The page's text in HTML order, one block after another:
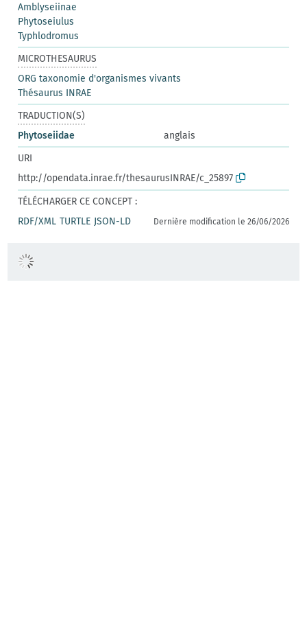
Amblyseiinae
Phytoseiulus
Typhlodromus
MICROTHESAURUS
ORG taxonomie d'organismes vivants
Thésaurus INRAE
TRADUCTION(S)
Phytoseiidae
anglais
URI
http://opendata.inrae.fr/thesaurusINRAE/c_25897
TÉLÉCHARGER CE CONCEPT :
RDF/XML TURTLE JSON-LD Dernière modification le 26/06/2026